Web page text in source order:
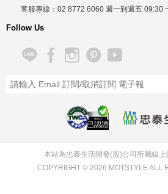
客服專線： 02 8772 6060 週一到週五 09:30
Follow Us
已認證
本站為忠泰生活開發(股)公司所屬線上
COPYRIGHT © 2026 MOTSTYLE ALL